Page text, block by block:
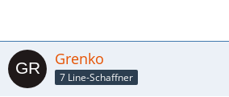
Grenko
7 Line-Schaffner